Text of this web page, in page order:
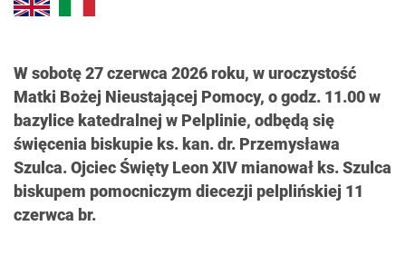
W sobotę 27 czerwca 2026 roku, w uroczystość
Matki Bożej Nieustającej Pomocy, o godz. 11.00 w
bazylice katedralnej w Pelplinie, odbędą się
święcenia biskupie ks. kan. dr. Przemysława
Szulca. Ojciec Święty Leon XIV mianował ks. Szulca
biskupem pomocniczym diecezji pelplińskiej 11
czerwca br.